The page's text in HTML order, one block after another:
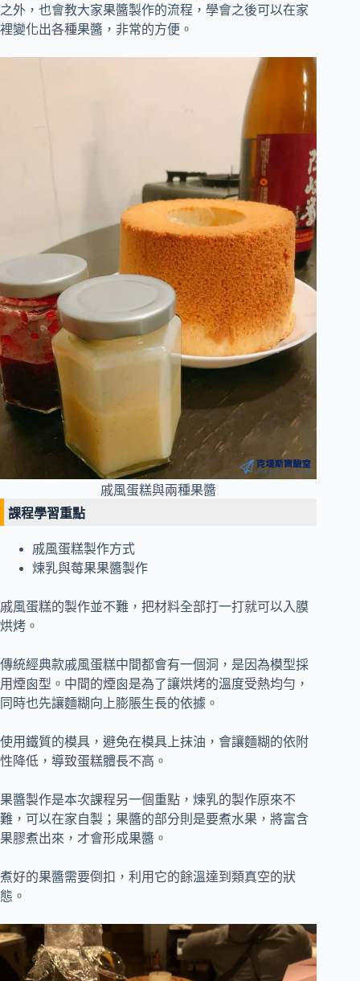
之外，也會教大家果醬製作的流程，學會之後可以在家
裡變化出各種果醬，非常的方便。
戚風蛋糕與兩種果醬
課程學習重點
戚風蛋糕製作方式
煉乳與莓果果醬製作
戚風蛋糕的製作並不難，把材料全部打一打就可以入膜
烘烤。
傳統經典款戚風蛋糕中間都會有一個洞，是因為模型採
用煙囪型。中間的煙囪是為了讓烘烤的溫度受熱均勻，
同時也先讓麵糊向上膨脹生長的依據。
使用鐵質的模具，避免在模具上抹油，會讓麵糊的依附
性降低，導致蛋糕體長不高。
果醬製作是本次課程另一個重點，煉乳的製作原來不
難，可以在家自製；果醬的部分則是要煮水果，將富含
果膠煮出來，才會形成果醬。
煮好的果醬需要倒扣，利用它的餘溫達到類真空的狀
態。